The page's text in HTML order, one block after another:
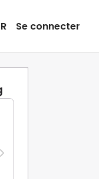
Se connecter